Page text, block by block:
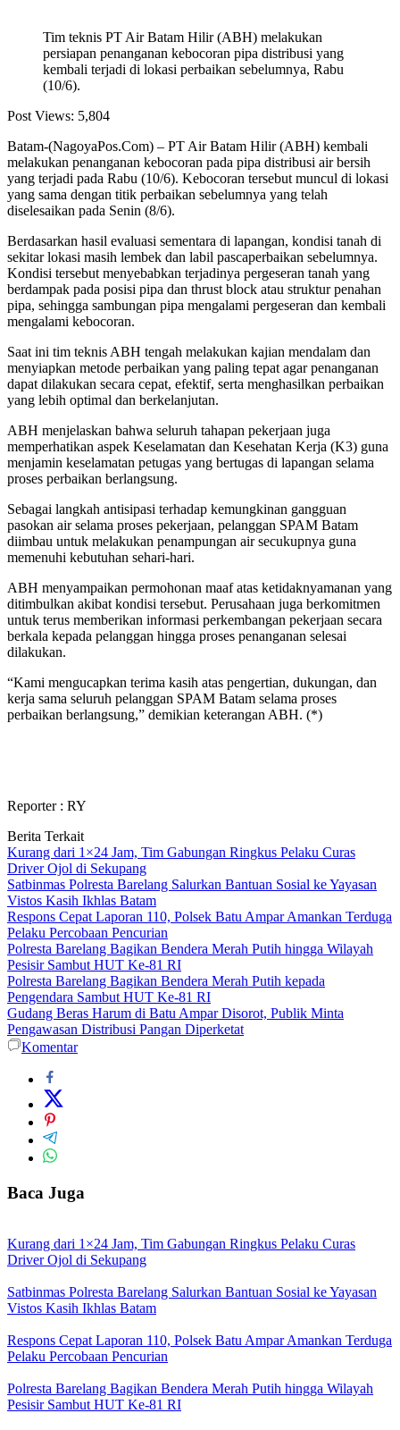
Tim teknis PT Air Batam Hilir (ABH) melakukan
persiapan penanganan kebocoran pipa distribusi yang
kembali terjadi di lokasi perbaikan sebelumnya, Rabu
(10/6).
Post Views: 5,804
Batam-(NagoyaPos.Com) – PT Air Batam Hilir (ABH) kembali
melakukan penanganan kebocoran pada pipa distribusi air bersih
yang terjadi pada Rabu (10/6). Kebocoran tersebut muncul di lokasi
yang sama dengan titik perbaikan sebelumnya yang telah
diselesaikan pada Senin (8/6).
Berdasarkan hasil evaluasi sementara di lapangan, kondisi tanah di
sekitar lokasi masih lembek dan labil pascaperbaikan sebelumnya.
Kondisi tersebut menyebabkan terjadinya pergeseran tanah yang
berdampak pada posisi pipa dan thrust block atau struktur penahan
pipa, sehingga sambungan pipa mengalami pergeseran dan kembali
mengalami kebocoran.
Saat ini tim teknis ABH tengah melakukan kajian mendalam dan
menyiapkan metode perbaikan yang paling tepat agar penanganan
dapat dilakukan secara cepat, efektif, serta menghasilkan perbaikan
yang lebih optimal dan berkelanjutan.
ABH menjelaskan bahwa seluruh tahapan pekerjaan juga
memperhatikan aspek Keselamatan dan Kesehatan Kerja (K3) guna
menjamin keselamatan petugas yang bertugas di lapangan selama
proses perbaikan berlangsung.
Sebagai langkah antisipasi terhadap kemungkinan gangguan
pasokan air selama proses pekerjaan, pelanggan SPAM Batam
diimbau untuk melakukan penampungan air secukupnya guna
memenuhi kebutuhan sehari-hari.
ABH menyampaikan permohonan maaf atas ketidaknyamanan yang
ditimbulkan akibat kondisi tersebut. Perusahaan juga berkomitmen
untuk terus memberikan informasi perkembangan pekerjaan secara
berkala kepada pelanggan hingga proses penanganan selesai
dilakukan.
“Kami mengucapkan terima kasih atas pengertian, dukungan, dan
kerja sama seluruh pelanggan SPAM Batam selama proses
perbaikan berlangsung,” demikian keterangan ABH. (*)
Reporter : RY
Berita Terkait
Kurang dari 1×24 Jam, Tim Gabungan Ringkus Pelaku Curas
Driver Ojol di Sekupang
Satbinmas Polresta Barelang Salurkan Bantuan Sosial ke Yayasan
Vistos Kasih Ikhlas Batam
Respons Cepat Laporan 110, Polsek Batu Ampar Amankan Terduga
Pelaku Percobaan Pencurian
Polresta Barelang Bagikan Bendera Merah Putih hingga Wilayah
Pesisir Sambut HUT Ke-81 RI
Polresta Barelang Bagikan Bendera Merah Putih kepada
Pengendara Sambut HUT Ke-81 RI
Gudang Beras Harum di Batu Ampar Disorot, Publik Minta
Pengawasan Distribusi Pangan Diperketat
Komentar
Baca Juga
Kurang dari 1×24 Jam, Tim Gabungan Ringkus Pelaku Curas
Driver Ojol di Sekupang
Satbinmas Polresta Barelang Salurkan Bantuan Sosial ke Yayasan
Vistos Kasih Ikhlas Batam
Respons Cepat Laporan 110, Polsek Batu Ampar Amankan Terduga
Pelaku Percobaan Pencurian
Polresta Barelang Bagikan Bendera Merah Putih hingga Wilayah
Pesisir Sambut HUT Ke-81 RI